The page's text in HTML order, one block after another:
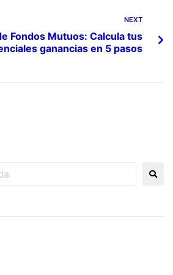
NEXT
Fondos Mutuos: Calcula tus
ganancias en 5 pasos